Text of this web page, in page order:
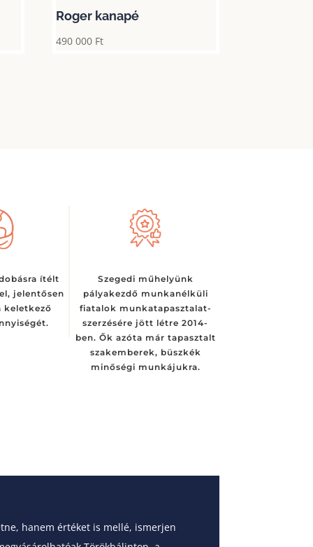
Roger kanapé
490 000 Ft
ítélt
jelentősen
keletkező
Szegedi műhelyünk
pályakezdő munkanélküli
fiatalok munkatapasztalat-
szerzésére jött létre 2014-
ben. Ők azóta már tapasztalt
szakemberek, büszkék
minőségi munkájukra.
hanem értéket is mellé, ismerjen